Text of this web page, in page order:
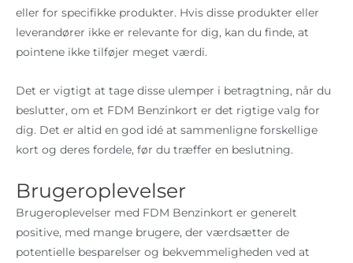
eller for specifikke produkter. Hvis disse produkter eller
leverandører ikke er relevante for dig, kan du finde, at
pointene ikke tilføjer meget værdi.
Det er vigtigt at tage disse ulemper i betragtning, når du
beslutter, om et FDM Benzinkort er det rigtige valg for
dig. Det er altid en god idé at sammenligne forskellige
kort og deres fordele, før du træffer en beslutning.
Brugeroplevelser
Brugeroplevelser med FDM Benzinkort er generelt
positive, med mange brugere, der værdsætter de
potentielle besparelser og bekvemmeligheden ved at